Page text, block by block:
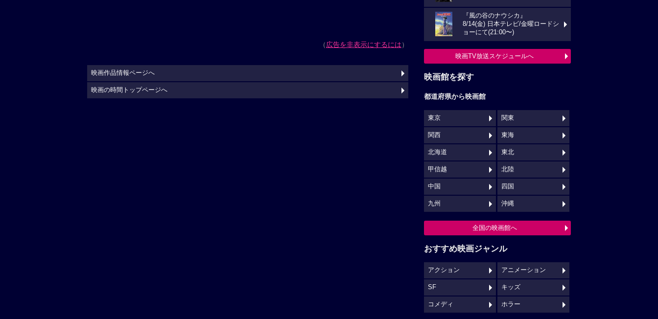
（広告を非表示にするには）
『風の谷のナウシカ』
8/14(金) 日本テレビ/金曜ロードシ
ョーにて(21:00〜)
映画TV放送スケジュールへ
映画館を探す
都道府県から映画館
東京 関東
関西 東海
北海道 東北
甲信越 北陸
中国 四国
九州 沖縄
全国の映画館へ
おすすめ映画ジャンル
アクション アニメーション
SF キッズ
コメディ ホラー
映画作品情報ページへ
映画の時間トップページへ